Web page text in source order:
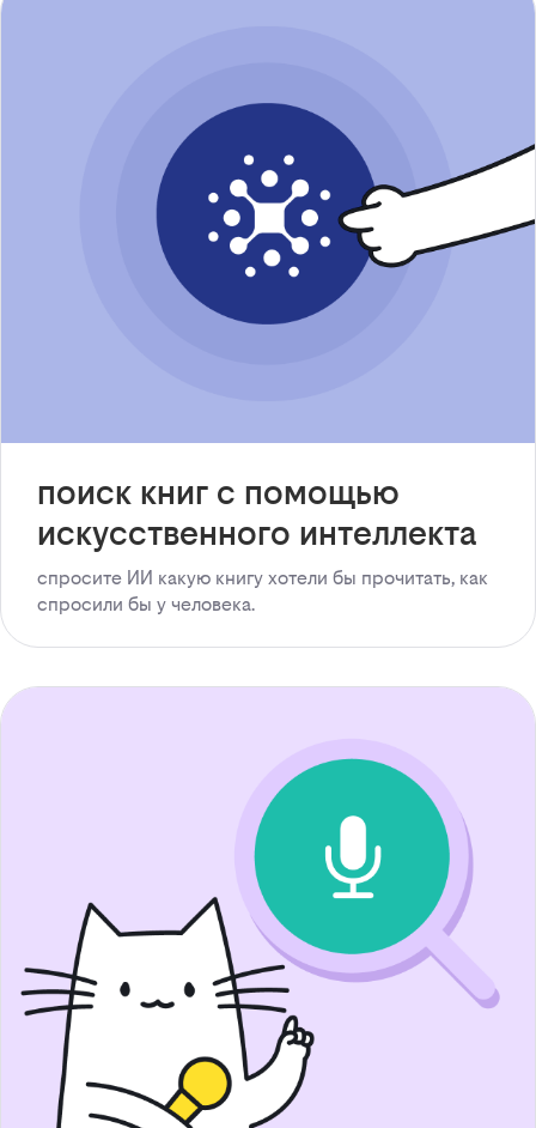
поиск книг с помощью
искусственного интеллекта
спросите ИИ какую книгу хотели бы прочитать, как
спросили бы у человека.